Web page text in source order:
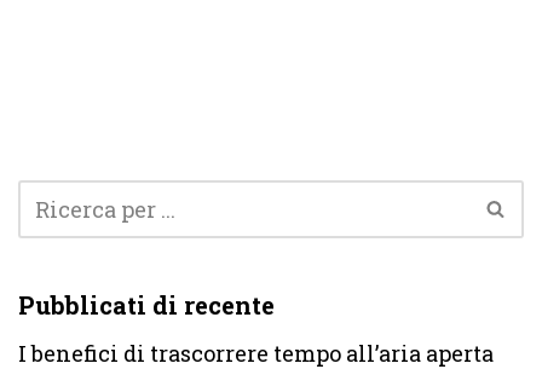
Pubblicati di recente
I benefici di trascorrere tempo all’aria aperta